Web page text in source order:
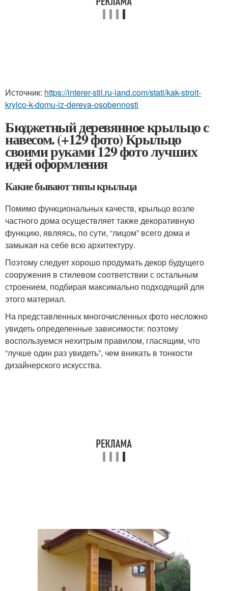
Источник: https://interer-stil.ru-land.com/stati/kak-stroit-
krylco-k-domu-iz-dereva-osobennosti
Бюджетный деревянное крыльцо с
навесом. (+129 фото) Крыльцо
своими руками 129 фото лучших
идей оформления
Какие бывают типы крыльца
Помимо функциональных качеств, крыльцо возле
частного дома осуществляет также декоративную
функцию, являясь, по сути, “лицом” всего дома и
замыкая на себе всю архитектуру.
Поэтому следует хорошо продумать декор будущего
сооружения в стилевом соответствии с остальным
строением, подбирая максимально подходящий для
этого материал.
На представленных многочисленных фото несложно
увидеть определенные зависимости: поэтому
воспользуемся нехитрым правилом, гласящим, что
“лучше один раз увидеть”, чем вникать в тонкости
дизайнерского искусства.